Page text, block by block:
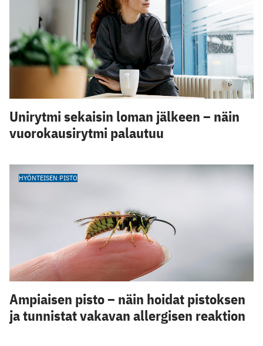
Unirytmi sekaisin loman jälkeen – näin
vuorokausirytmi palautuu
HYÖNTEISEN PISTO
Ampiaisen pisto – näin hoidat pistoksen
ja tunnistat vakavan allergisen reaktion